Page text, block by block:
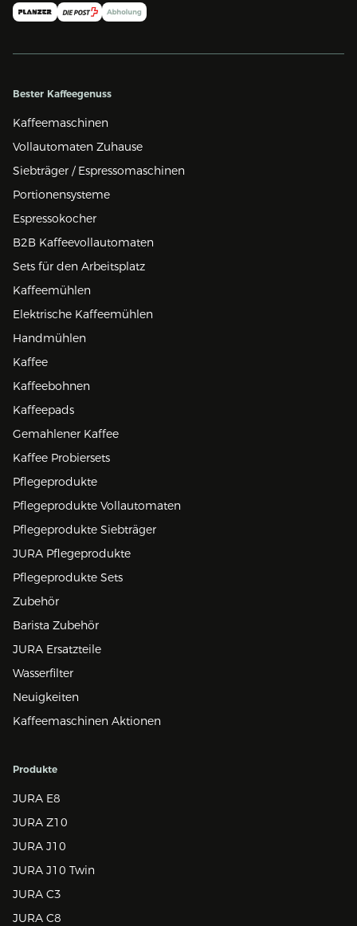
Bester Kaffeegenuss
Kaffeemaschinen
Vollautomaten Zuhause
Siebträger / Espressomaschinen
Portionensysteme
Espressokocher
B2B Kaffeevollautomaten
Sets für den Arbeitsplatz
Kaffeemühlen
Elektrische Kaffeemühlen
Handmühlen
Kaffee
Kaffeebohnen
Kaffeepads
Gemahlener Kaffee
Kaffee Probiersets
Pflegeprodukte
Pflegeprodukte Vollautomaten
Pflegeprodukte Siebträger
JURA Pflegeprodukte
Pflegeprodukte Sets
Zubehör
Barista Zubehör
JURA Ersatzteile
Wasserfilter
Neuigkeiten
Kaffeemaschinen Aktionen
Produkte
JURA E8
JURA Z10
JURA J10
JURA J10 Twin
JURA C3
JURA C8